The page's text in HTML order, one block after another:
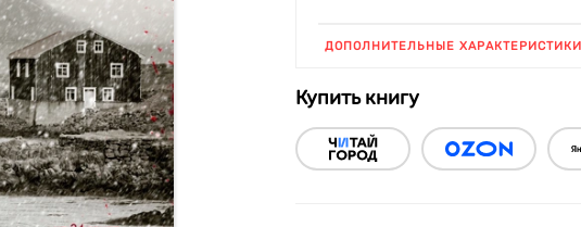
ДОПОЛНИТЕЛЬНЫЕ ХАРАКТЕРИСТИКИ
Купить книгу